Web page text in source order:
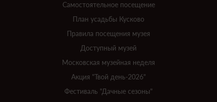
Самостоятельное посещение
План усадьбы Кусково
Правила посещения музея
Доступный музей
Московская музейная неделя
Акция "Твой день-2026"
Фестиваль "Дачные сезоны"